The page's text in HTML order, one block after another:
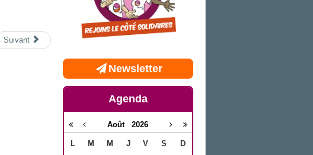
Suivant
Newsletter
Agenda
Août 2026
L M M J V S
D